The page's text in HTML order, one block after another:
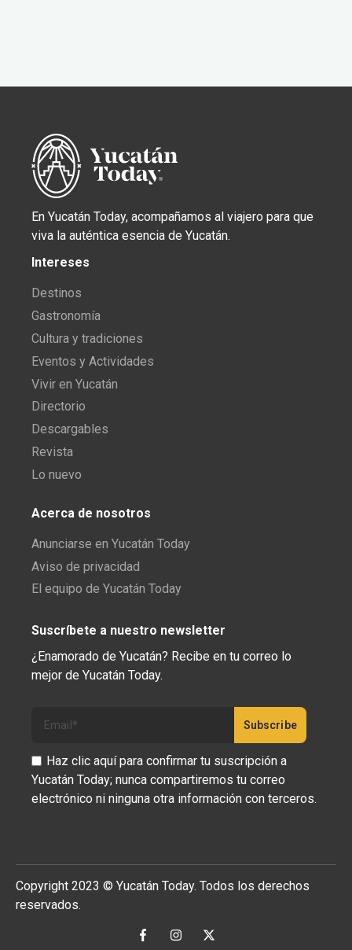
En Yucatán Today, acompañamos al viajero para que
viva la auténtica esencia de Yucatán.
Intereses
Destinos
Gastronomía
Cultura y tradiciones
Eventos y Actividades
Vivir en Yucatán
Directorio
Descargables
Revista
Lo nuevo
Acerca de nosotros
Anunciarse en Yucatán Today
Aviso de privacidad
El equipo de Yucatán Today
Suscríbete a nuestro newsletter
¿Enamorado de Yucatán? Recibe en tu correo lo
mejor de Yucatán Today.
Haz clic aquí para confirmar tu suscripción a
Yucatán Today; nunca compartiremos tu correo
electrónico ni ninguna otra información con terceros.
Copyright 2023 © Yucatán Today. Todos los derechos
reservados.